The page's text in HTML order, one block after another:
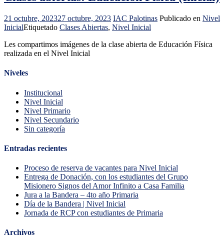
21 octubre, 202327 octubre, 2023 IAC Palotinas Publicado en Nivel
InicialEtiquetado Clases Abiertas, Nivel Inicial
Les compartimos imágenes de la clase abierta de Educación Física
realizada en el Nivel Inicial
Niveles
Institucional
Nivel Inicial
Nivel Primario
Nivel Secundario
Sin categoría
Entradas recientes
Proceso de reserva de vacantes para Nivel Inicial
Entrega de Donación, con los estudiantes del Grupo
Misionero Signos del Amor Infinito a Casa Familia
Jura a la Bandera – 4to año Primaria
Día de la Bandera | Nivel Inicial
Jornada de RCP con estudiantes de Primaria
Archivos